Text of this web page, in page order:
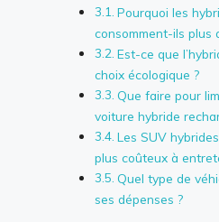
Pourquoi les
consomment-ils plus
Est-ce que
choix écologique ?
Que faire pour
voiture hybride
Les SUV
plus coûteux à
Quel type de
ses dépenses ?